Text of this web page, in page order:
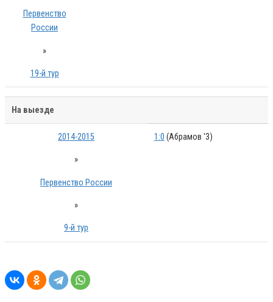
Первенство
России
»
19-й тур
На выезде
2014-2015
»
Первенство России
»
9-й тур
1:0 (Абрамов '3)